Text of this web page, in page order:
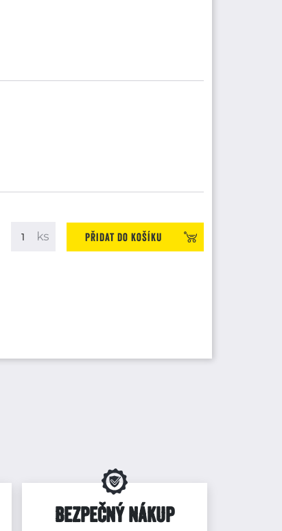
Přidat do košíku
BEZPEČNÝ NÁKUP